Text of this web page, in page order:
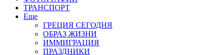
ТРАНСПОРТ
Еще
ГРЕЦИЯ СЕГОДНЯ
ОБРАЗ ЖИЗНИ
ИММИГРАЦИЯ
ПРАЗДНИКИ